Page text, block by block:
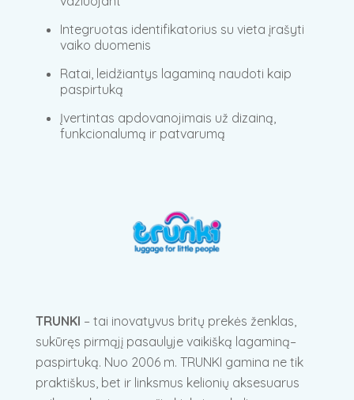
Integruotas identifikatorius su vieta įrašyti
vaiko duomenis
Ratai, leidžiantys lagaminą naudoti kaip
paspirtuką
Įvertintas apdovanojimais už dizainą,
funkcionalumą ir patvarumą
TRUNKI – tai inovatyvus britų prekės ženklas,
sukūręs pirmąjį pasaulyje vaikišką lagaminą–
paspirtuką. Nuo 2006 m. TRUNKI gamina ne tik
praktiškus, bet ir linksmus kelionių aksesuarus